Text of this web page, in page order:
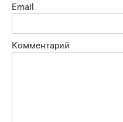
Email
Комментарий